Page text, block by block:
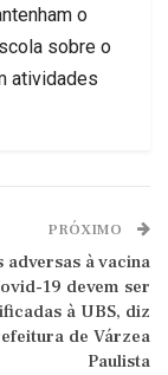
o
sobre o
atividades
PRÓXIMO
adversas à vacina
19 devem ser
à UBS, diz
de Várzea
Paulista